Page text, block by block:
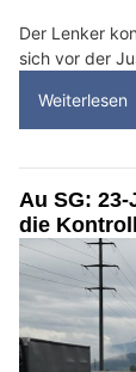
Der Lenker
sich vor der
Weiterlesen
Au SG:
die